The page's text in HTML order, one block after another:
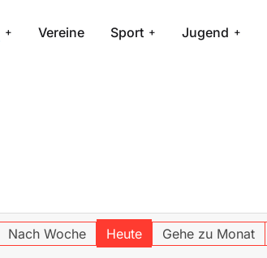
Vereine Sport Jugend
Nach Woche Heute Gehe zu Monat